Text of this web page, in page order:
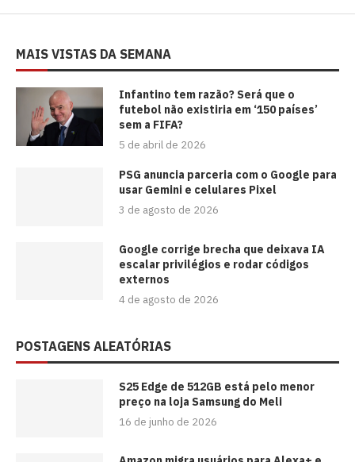
MAIS VISTAS DA SEMANA
⁠Infantino tem razão? Será que o
futebol não existiria em ‘150 países’
sem a FIFA?
5 de abril de 2026
PSG anuncia parceria com o Google para
usar Gemini e celulares Pixel
3 de agosto de 2026
Google corrige brecha que deixava IA
escalar privilégios e rodar códigos
externos
4 de agosto de 2026
POSTAGENS ALEATÓRIAS
S25 Edge de 512GB está pelo menor
preço na loja Samsung do Meli
16 de junho de 2026